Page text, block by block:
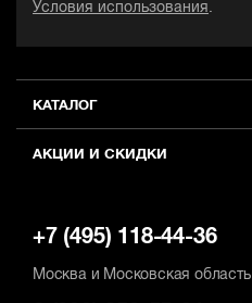
КАТАЛОГ
АКЦИИ И СКИДКИ
Условия использования .
+7 (495) 118-44-36
Москва и Московская область